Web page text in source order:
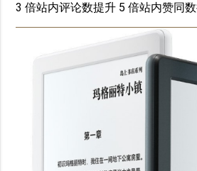
3 倍站内评论数提升 5 倍站内赞同